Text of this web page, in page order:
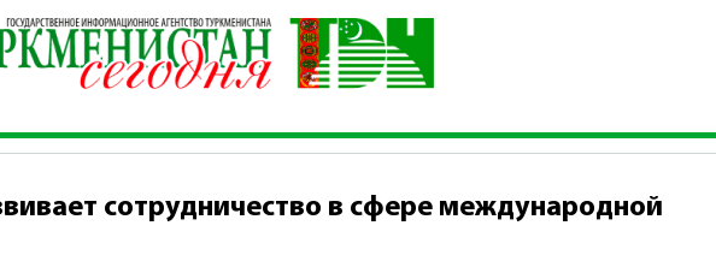
Туркменистан развивает сотрудничество в сфере международной торговли и услуг
сотрудничество в сфере международной